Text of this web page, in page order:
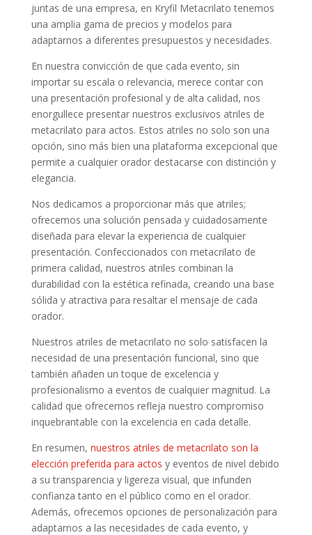
juntas de una empresa, en Kryfil Metacrilato tenemos
una amplia gama de precios y modelos para
adaptarnos a diferentes presupuestos y necesidades.
En nuestra convicción de que cada evento, sin
importar su escala o relevancia, merece contar con
una presentación profesional y de alta calidad, nos
enorgullece presentar nuestros exclusivos atriles de
metacrilato para actos. Estos atriles no solo son una
opción, sino más bien una plataforma excepcional que
permite a cualquier orador destacarse con distinción y
elegancia.
Nos dedicamos a proporcionar más que atriles;
ofrecemos una solución pensada y cuidadosamente
diseñada para elevar la experiencia de cualquier
presentación. Confeccionados con metacrilato de
primera calidad, nuestros atriles combinan la
durabilidad con la estética refinada, creando una base
sólida y atractiva para resaltar el mensaje de cada
orador.
Nuestros atriles de metacrilato no solo satisfacen la
necesidad de una presentación funcional, sino que
también añaden un toque de excelencia y
profesionalismo a eventos de cualquier magnitud. La
calidad que ofrecemos refleja nuestro compromiso
inquebrantable con la excelencia en cada detalle.
En resumen, nuestros atriles de metacrilato son la
elección preferida para actos y eventos de nivel debido
a su transparencia y ligereza visual, que infunden
confianza tanto en el público como en el orador.
Además, ofrecemos opciones de personalización para
adaptarnos a las necesidades de cada evento, y